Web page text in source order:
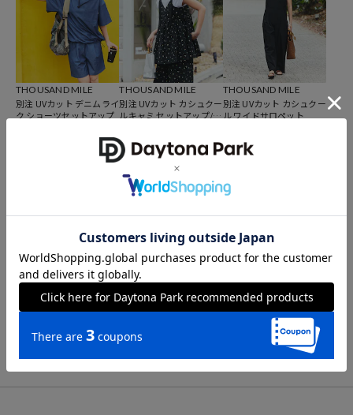
14,520円（2026年4月6日時点）
※「参考価格」とは、Daytona Parkにおける対象商品の通常販売（先
行予約・先行割引は含まれません）開始時点の価格です。
ブランド説明
【THOUSAND MILE/サウザンドマイル】
ブランド。元々地元のライフガード達が自分達の気に入った洋服が見
つからなかった為、自分達でブランドを作り、着たいウエアを作って
しまおうという考えからブランドがスタート。ブランド名の
た。スタイリッシュさを表現しつつも、耐久性や快適さを兼ね備え
た、アウターやパンツ、Ｔシャツやスウェット等といった、機能的な
ウェアを提案しています。
THOUSAND MILE
別注 UVカット デニムライ
ク ショーツセットアップ
THOUSAND MILE
別注 UVカット カシュクー
ルキャミ セットアップ/デ
THOUSAND MILE
別注 UVカット カシュクー
ル ワイドサロペット
THOUSAND MILE
別注 UVカット バックオー
プンワンピース
THOUSAND MILE
別注 UVカット パフスリー
ブワンピース
別注 UVカット デニムライ
ク ペプラムギャザーサロ
ペ ワンピース
円 21%OFF